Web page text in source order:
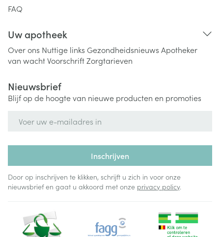
FAQ
Uw apotheek
Over ons Nuttige links Gezondheidsnieuws Apotheker
van wachtVoorschriftZorgtarieven
Nieuwsbrief
Blijf op de hoogte van nieuwe producten en promoties
Inschrijven
Door op inschrijven te klikken, schrijft u zich in voor onze
nieuwsbrief en gaat u akkoord met onze privacy policy.